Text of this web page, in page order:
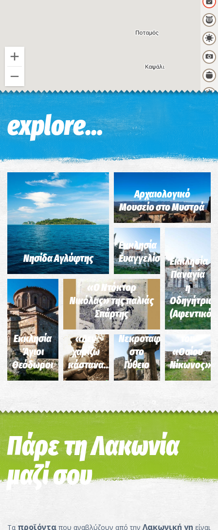
Η εικόνα ενδέχεται να υπόκειται σε πνευματικά δικαιώματα Όροι
explore...
Νησίδα Αγλύφτης
Αρχαιολογικό
Μουσείο στο Μυστρά
Εκκλησία
ΕυαγγελίστριαΕκκλησία
Παναγία
η
Οδηγήτρια
(Αφεντικό)
Εκκλησία
Άγιοι
Θεόδωροι
«Ο Ντόκτορ
Νικόλας» της παλιάς
Σπάρτης
«Δεν
χαρίζω
κάστανα...»
Ρωμαϊκό
Νεκροταφείο
στο
Γύθειο
Βασιλική
«Οσίου
Νίκωνος»
Πάρε τη Λακωνία
μαζί σου
Τα προϊόντα που αναβλύζουν από την Λακωνική γη είναι